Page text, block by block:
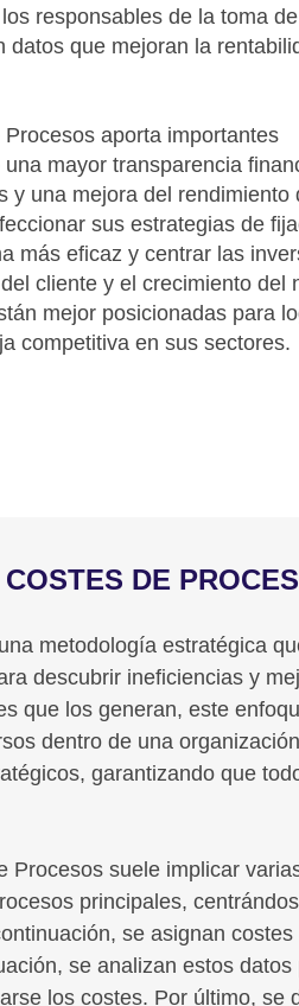
responsables de la toma de
que mejoran la
aporta importantes
mayor transparencia
y una mejora del rendimiento
sus estrategias de
más eficaz y centrar las
cliente y el crecimiento del
mejor posicionadas para
competitiva en sus sectores.
DE
metodología estratégica
descubrir ineficiencias y
que los generan, este
dentro de una
garantizando que
Procesos suele implicar
principales,
se asignan
se analizan estos
los costes. Por último, se